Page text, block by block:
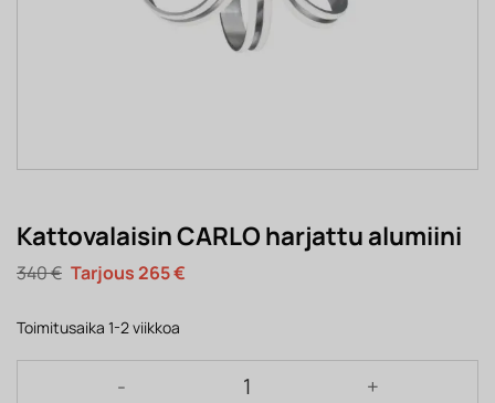
Kattovalaisin CARLO harjattu alumiini
340€ Alkuperäinen
hinta
340 €.
265€Nykyinen
Toimitusaika 1-2 viikkoa
Kattovalaisin CARLO harjattu alumiini määrä